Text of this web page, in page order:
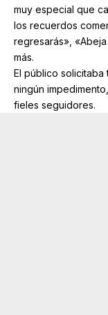
muy especial que
los recuerdos
regresarás»,
más.
El público
ningún
fieles seguidores.